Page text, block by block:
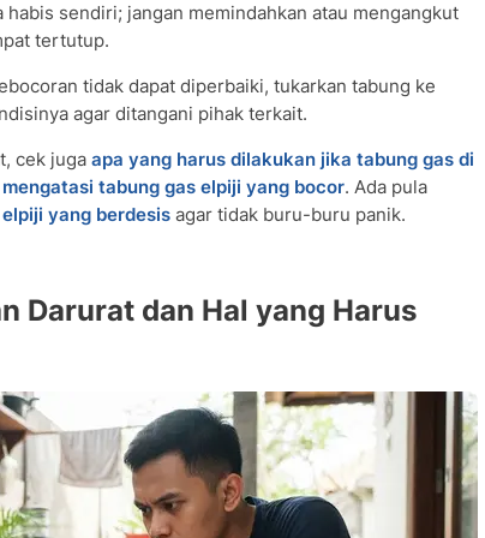
sendiri; jangan memindahkan atau mengangkut
tertutup.
tidak dapat diperbaiki, tukarkan tabung ke
agar ditangani pihak terkait.
cek juga apa yang harus dilakukan jika tabung gas di
tabung gas elpiji yang bocor. Ada pula
yang berdesis agar tidak buru-buru panik.
Darurat dan Hal yang Harus